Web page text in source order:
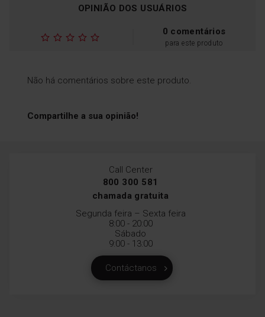
Apetece-lhe uma pizza, mas
está completamente
congelada? Especifique
quanto pesa, e o micro-
Os controlos táteis garantem
um acesso rápido às
conveniente.
OPINIÃO DOS USUÁRIOS
0 comentários
para este produto
Não há comentários sobre este produto.
Compartilhe a sua opinião!
Call Center
800 300 581
chamada gratuita
Segunda feira – Sexta feira
8:00 - 20:00
Sábado
9:00 - 13:00
Contáctanos